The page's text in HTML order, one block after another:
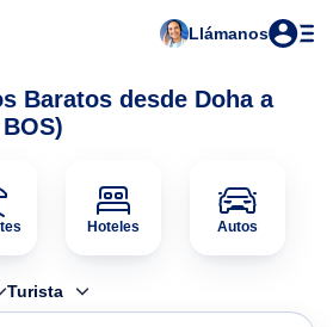
Llámanos
Baratos desde Doha a
Hoteles Autos
Turista